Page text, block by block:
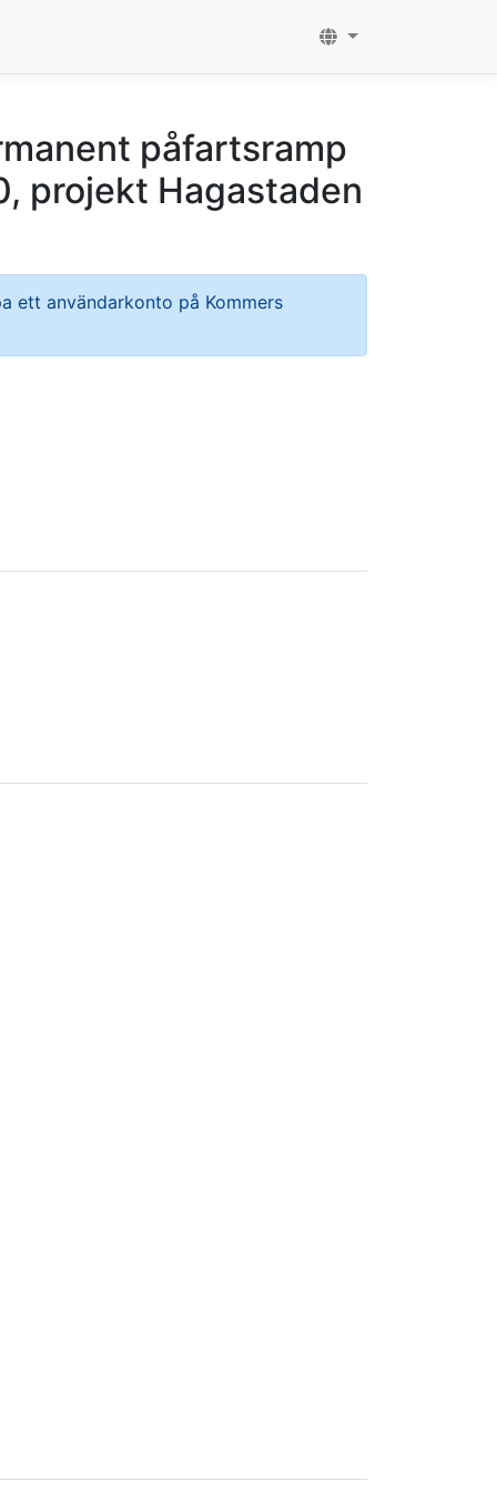
påfartsramp
projekt Hagastaden
ett användarkonto på Kommers